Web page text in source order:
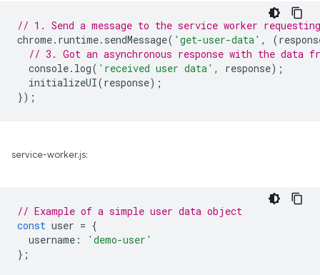
// 1. Send a message to the service worker
chrome. runtime. sendMessage( 'get-user-data' , (
// 3. Got an asynchronous response with the data
console. log( 'received user data' , response);
initializeUI(response);
});
service-worker.js:
// Example of a simple user data object
const user = {
username :
'demo-user'
};